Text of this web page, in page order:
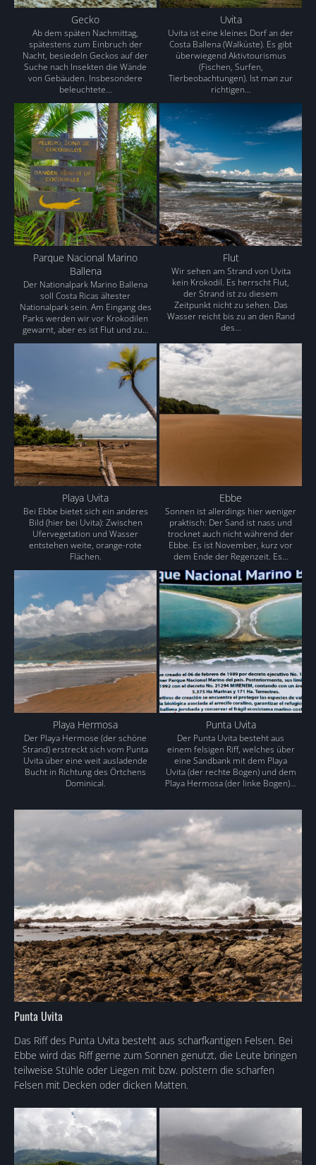
Gecko
Ab dem späten Nachmittag,
spätestens zum Einbruch der
Nacht, besiedeln Geckos auf der
Suche nach Insekten die Wände
von Gebäuden. Insbesondere
beleuchtete…
Uvita
Uvita ist eine kleines Dorf an der
Costa Ballena (Walküste). Es gibt
überwiegend Aktivtourismus
(Fischen, Surfen,
Tierbeobachtungen). Ist man zur
richtigen…
Parque Nacional Marino
Ballena
Der Nationalpark Marino Ballena
soll Costa Ricas ältester
Nationalpark sein. Am Eingang des
Parks werden wir vor Krokodilen
gewarnt, aber es ist Flut und zu…
Flut
Wir sehen am Strand von Uvita
kein Krokodil. Es herrscht Flut,
der Strand ist zu diesem
Zeitpunkt nicht zu sehen. Das
Wasser reicht bis zu an den Rand
des…
Playa Uvita
Bei Ebbe bietet sich ein anderes
Bild (hier bei Uvita): Zwischen
Ufervegetation und Wasser
entstehen weite, orange-rote
Flächen.
Ebbe
Sonnen ist allerdings hier weniger
praktisch: Der Sand ist nass und
trocknet auch nicht während der
Ebbe. Es ist November, kurz vor
dem Ende der Regenzeit. Es…
Playa Hermosa
Der Playa Hermose (der schöne
Strand) erstreckt sich vom Punta
Uvita über eine weit ausladende
Bucht in Richtung des Örtchens
Dominical.
Punta Uvita
Der Punta Uvita besteht aus
einem felsigen Riff, welches über
eine Sandbank mit dem Playa
Uvita (der rechte Bogen) und dem
Playa Hermosa (der linke Bogen)…
Punta Uvita
Das Riff des Punta Uvita besteht aus scharfkantigen Felsen. Bei
Ebbe wird das Riff gerne zum Sonnen genutzt, die Leute bringen
teilweise Stühle oder Liegen mit bzw. polstern die scharfen
Felsen mit Decken oder dicken Matten.